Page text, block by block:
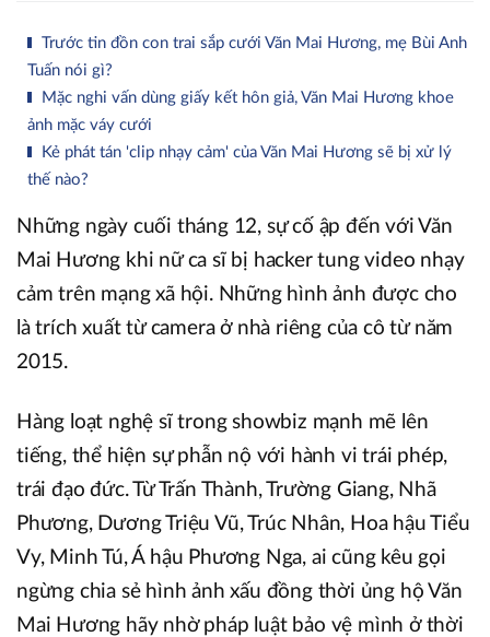
Trước tin đồn con trai sắp cưới Văn Mai Hương, mẹ Bùi Anh
Tuấn nói gì?
Mặc nghi vấn dùng giấy kết hôn giả, Văn Mai Hương khoe
ảnh mặc váy cưới
Kẻ phát tán 'clip nhạy cảm' của Văn Mai Hương sẽ bị xử lý
thế nào?
Những ngày cuối tháng 12, sự cố ập đến với Văn
Mai Hương khi nữ ca sĩ bị hacker tung video nhạy
cảm trên mạng xã hội. Những hình ảnh được cho
là trích xuất từ camera ở nhà riêng của cô từ năm
2015.
Hàng loạt nghệ sĩ trong showbiz mạnh mẽ lên
tiếng, thể hiện sự phẫn nộ với hành vi trái phép,
trái đạo đức. Từ Trấn Thành, Trường Giang, Nhã
Phương, Dương Triệu Vũ, Trúc Nhân, Hoa hậu Tiểu
Vy, Minh Tú, Á hậu Phương Nga, ai cũng kêu gọi
ngừng chia sẻ hình ảnh xấu đồng thời ủng hộ Văn
Mai Hương hãy nhờ pháp luật bảo vệ mình ở thời